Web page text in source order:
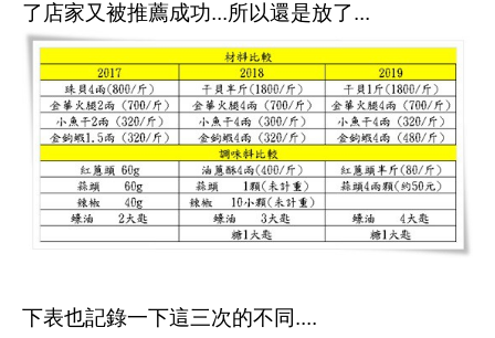
了店家又被推薦成功...所以還是放了...
下表也記錄一下這三次的不同....